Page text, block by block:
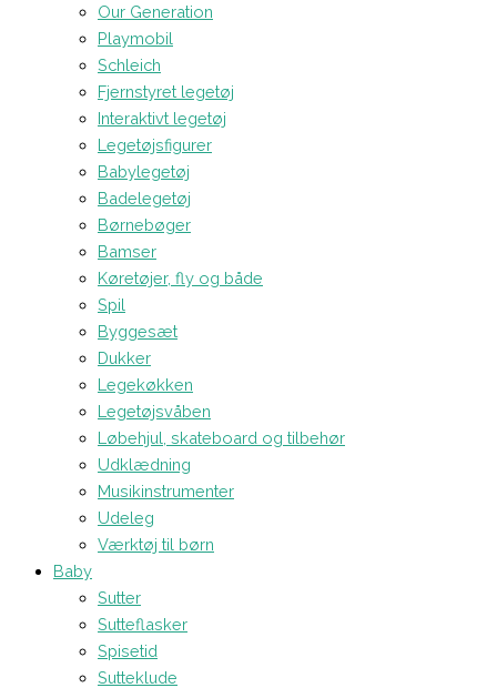
Our Generation
Playmobil
Schleich
Fjernstyret legetøj
Interaktivt legetøj
Legetøjsfigurer
Babylegetøj
Badelegetøj
Børnebøger
Bamser
Køretøjer, fly og både
Spil
Byggesæt
Dukker
Legekøkken
Legetøjsvåben
Løbehjul, skateboard og tilbehør
Udklædning
Musikinstrumenter
Udeleg
Værktøj til børn
Baby
Sutter
Sutteflasker
Spisetid
Sutteklude